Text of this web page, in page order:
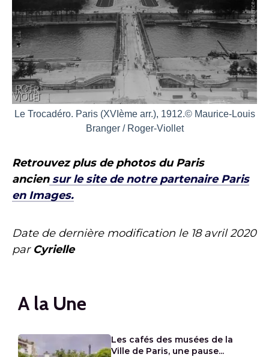
Le Trocadéro. Paris (XVIème arr.), 1912.© Maurice-Louis
Branger / Roger-Viollet
Retrouvez plus de photos du Paris
anciensur le site de notre partenaire Paris
en Images.
Date de dernière modification le 18 avril 2020
par Cyrielle
A la Une
Les cafés des musées de la
Ville de Paris, une pause...